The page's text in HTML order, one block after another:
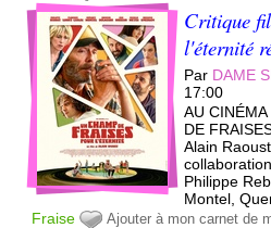
Critique
l'éternité
Par DAME
17:00
AU
DE
Alain
Philippe
Montel,
Fraise
Ajouter à mon carnet de